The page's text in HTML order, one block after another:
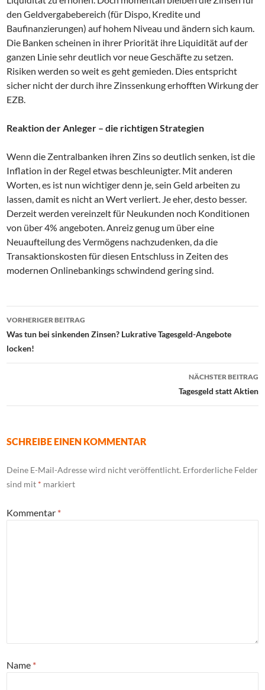
den Geldvergabebereich (für Dispo, Kredite und
Baufinanzierungen) auf hohem Niveau und ändern sich kaum.
Die Banken scheinen in ihrer Priorität ihre Liquidität auf der
ganzen Linie sehr deutlich vor neue Geschäfte zu setzen.
Risiken werden so weit es geht gemieden. Dies entspricht
sicher nicht der durch ihre Zinssenkung erhofften Wirkung der
EZB.
Reaktion der Anleger – die richtigen Strategien
Wenn die Zentralbanken ihren Zins so deutlich senken, ist die
Inflation in der Regel etwas beschleunigter. Mit anderen
Worten, es ist nun wichtiger denn je, sein Geld arbeiten zu
lassen, damit es nicht an Wert verliert. Je eher, desto besser.
Derzeit werden vereinzelt für Neukunden noch Konditionen
von über 4% angeboten. Anreiz genug um über eine
Neuaufteilung des Vermögens nachzudenken, da die
Transaktionskosten für diesen Entschluss in Zeiten des
modernen Onlinebankings schwindend gering sind.
Beitrags-
Navigation
VORHERIGER BEITRAG
Was tun bei sinkenden Zinsen? Lukrative Tagesgeld-Angebote
locken!
NÄCHSTER BEITRAG
Tagesgeld statt Aktien
SCHREIBE EINEN KOMMENTAR
Deine E-Mail-Adresse wird nicht veröffentlicht. Erforderliche Felder
sind mit * markiert
Kommentar *
Name *